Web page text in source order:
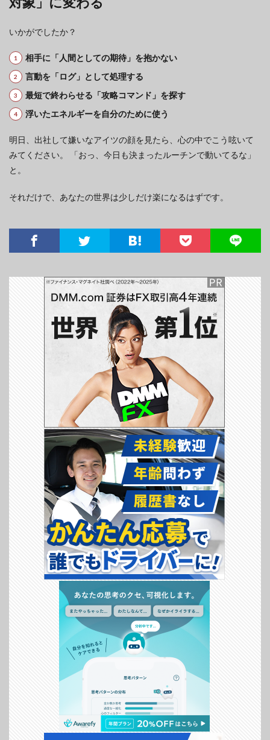
いかがでしたか？
相手に「人間としての期待」を抱かない
言動を「ログ」として処理する
最短で終わらせる「攻略コマンド」を探す
浮いたエネルギーを自分のために使う
明日、出社して嫌いなアイツの顔を見たら、心の中でこう呟いて
みてください。 「おっ、今日も決まったルーチンで動いてるな」
と。
それだけで、あなたの世界は少しだけ楽になるはずです。